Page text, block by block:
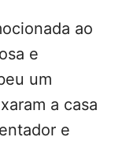
ao
e
um
a casa
e